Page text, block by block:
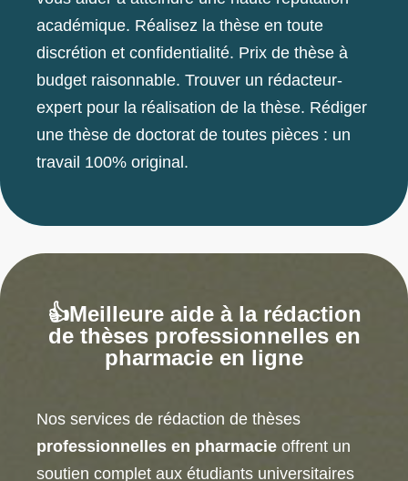
académique. Réalisez la thèse en toute
discrétion et confidentialité. Prix ​​de thèse à
budget raisonnable. Trouver un rédacteur-
expert pour la réalisation de la thèse. Rédiger
une thèse de doctorat de toutes pièces : un
travail 100% original.
👍Meilleure aide à la rédaction
de thèses professionnelles en
pharmacie en ligne
Nos services de rédaction de thèses
professionnelles en pharmacie offrent un
soutien complet aux étudiants universitaires